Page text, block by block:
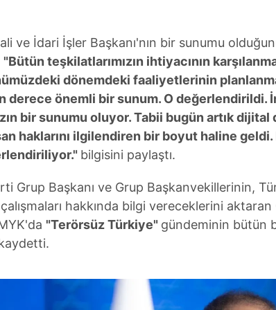
ve İdari İşler Başkanı'nın bir sunumu
"Bütün teşkilatlarımızın ihtiyacının
dönemdeki faaliyetlerinin
derece önemli bir sunum. O değerlendirildi.
bir sunumu oluyor. Tabii bugün artık dijital
haklarını ilgilendiren bir boyut haline geldi.
bilgisini paylaştı.
Grup Başkanı ve Grup Başkanvekillerinin,
hakkında bilgi vereceklerini aktaran
"Terörsüz Türkiye" gündeminin bütün
kaydetti.